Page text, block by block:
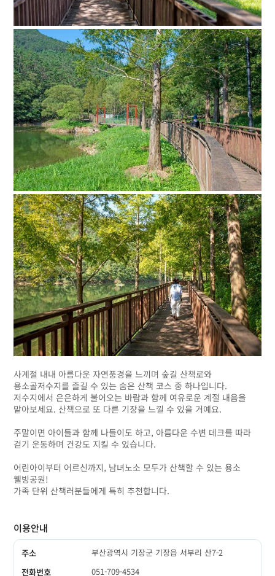
사계절 내내 아름다운 자연풍경을 느끼며 숲길 산책로와
용소골저수지를 즐길 수 있는 숨은 산책 코스 중 하나입니다.
저수지에서 은은하게 불어오는 바람과 함께 여유로운 계절 내음을
맡아보세요. 산책으로 또 다른 기장을 느낄 수 있을 거예요.
주말이면 아이들과 함께 나들이도 하고, 아름다운 수변 데크를 따라
걷기 운동하며 건강도 지킬 수 있습니다.
어린아이부터 어르신까지, 남녀노소 모두가 산책할 수 있는 용소
웰빙공원!
가족 단위 산책러분들에게 특히 추천합니다.
이용안내
주소
부산광역시 기장군 기장읍 서부리 산7-2
전화번호
051-709-4534